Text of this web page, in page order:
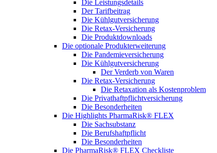
Die Leistungsdetails
Der Tarifbeitrag
Die Kühlgutversicherung
Die Retax-Versicherung
Die Produktdownloads
Die optionale Produkterweiterung
Die Pandemieversicherung
Die Kühlgutversicherung
Der Verderb von Waren
Die Retax-Versicherung
Die Retaxation als Kostenproblem
Die Privathaftpflichtversicherung
Die Besonderheiten
Die Highlights PharmaRisk® FLEX
Die Sachsubstanz
Die Berufshaftpflicht
Die Besonderheiten
Die PharmaRisk® FLEX Checkliste